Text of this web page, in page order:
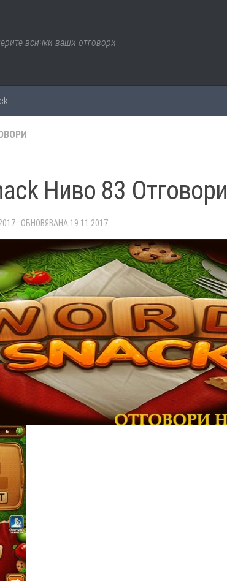
всички ваши отговори
Ниво 83 Отговори
· ОБНОВЯВАНА 19.11.2017